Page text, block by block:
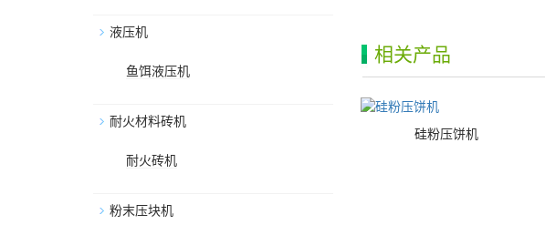
相关产品
硅粉压饼机
液压机
鱼饵液压机
耐火材料砖机
耐火砖机
粉末压块机